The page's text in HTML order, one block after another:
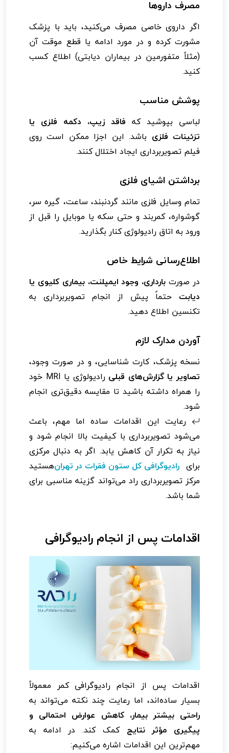
مصرف داروها
اگر داروی خاصی مصرف می‌کنید، باید با پزشک
مشورت کرده و در مورد ادامه یا قطع موقت آن
(مثلاً متفورمین در بیماران دیابتی) اطلاع کسب
کنید.
پوشش مناسب
لباسی بپوشید که فاقد زیپ، دکمه فلزی یا
تزئینات فلزی باشد. این اجزا ممکن است روی
فیلم تصویربرداری ایجاد اختلال کنند.
برداشتن اشیای فلزی
تمام وسایل فلزی مانند گردنبند، ساعت، گیره سر،
گوشواره، کمربند و حتی سکه یا موبایل را قبل از
ورود به اتاق رادیولوژی کنار بگذارید.
اطلاع‌رسانی شرایط خاص
در صورت بارداری، وجود ایمپلنت، بیماری کلیوی یا
دیابت حتماً پیش از انجام تصویربرداری به
تکنسین اطلاع دهید.
آوردن مدارک لازم
نسخه پزشک، کارت شناسایی، و در صورت وجود،
تصاویر یا گزارش‌های قبلی
رادیولوژی یا MRI خود
را همراه داشته باشید تا مقایسه دقیق‌تری انجام
شود.
رعایت این اقدامات ساده اما مهم، باعث
می‌شود تصویربرداری با کیفیت بالا انجام شود و
نیاز به تکرار آن کاهش یابد. اگر به دنبال مرکزی
برای رادیوگرافی کل ستون فقرات در تهرانهستید
مرکز تصویربرداری راد می‌تواند گزینه مناسبی برای
شما باشد.
اقدامات پس از انجام رادیوگرافی
اقدامات پس از انجام رادیوگرافی کمر معمولاً
بسیار ساده‌اند، اما رعایت چند نکته می‌تواند به
راحتی بیشتر بیمار، کاهش عوارض احتمالی و
پیگیری مؤثر نتایج کمک کند. در ادامه به
مهم‌ترین این اقدامات اشاره می‌کنیم: